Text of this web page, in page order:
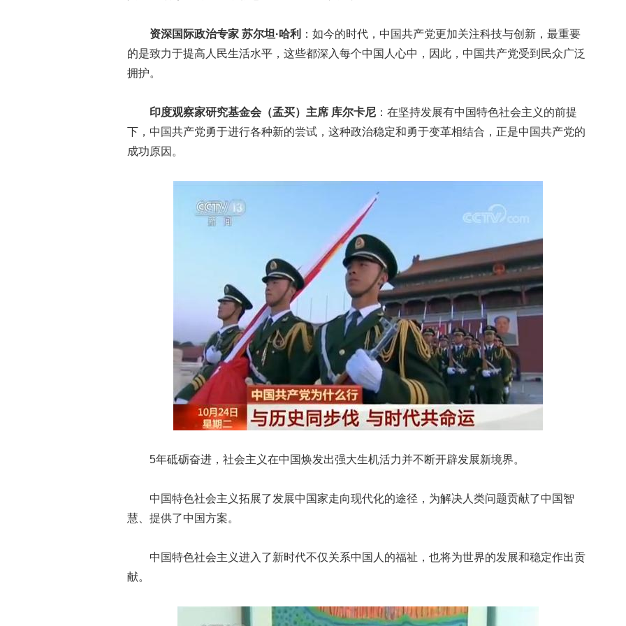
资深国际政治专家 苏尔坦·哈利 ：如今的时代，中国共产党更加关注科技与创新，最重要
的是致力于提高人民生活水平，这些都深入每个中国人心中，因此，中国共产党受到民众广泛
拥护。
印度观察家研究基金会（孟买）主席 库尔卡尼 ：在坚持发展有中国特色社会主义的前提
下，中国共产党勇于进行各种新的尝试，这种政治稳定和勇于变革相结合，正是中国共产党的
成功原因。
5年砥砺奋进，社会主义在中国焕发出强大生机活力并不断开辟发展新境界。
中国特色社会主义拓展了发展中国家走向现代化的途径，为解决人类问题贡献了中国智
慧、提供了中国方案。
中国特色社会主义进入了新时代不仅关系中国人的福祉，也将为世界的发展和稳定作出贡
献。